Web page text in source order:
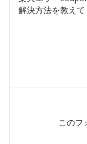
解決方法を教えて
このフ